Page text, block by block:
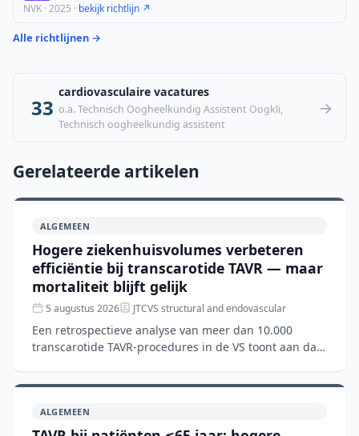
NVK · 2025 · bekijk richtlijn ↗
Alle richtlijnen →
33
cardiovasculaire vacatures
o.a. Technisch Oogheelkundig Assistent Oogkli,
Technisch oogheelkundig assistent
→
Gerelateerde artikelen
ALGEMEEN
Hogere ziekenhuisvolumes verbeteren
efficiëntie bij transcarotide TAVR — maar
mortaliteit blijft gelijk
5 augustus 2026 JTCVS structural and endovascular
Een retrospectieve analyse van meer dan 10.000
transcarotide TAVR-procedures in de VS toont aan dat
ALGEMEEN